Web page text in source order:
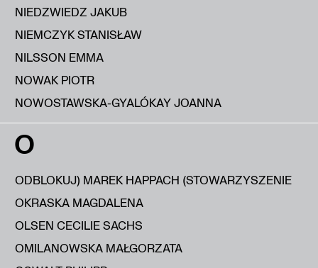
NIEDZWIEDZ JAKUB
NIEMCZYK STANISŁAW
NILSSON EMMA
NOWAK PIOTR
NOWOSTAWSKA-GYALÓKAY JOANNA
O
ODBLOKUJ) MAREK HAPPACH (STOWARZYSZENIE
OKRASKA MAGDALENA
OLSEN CECILIE SACHS
OMILANOWSKA MAŁGORZATA